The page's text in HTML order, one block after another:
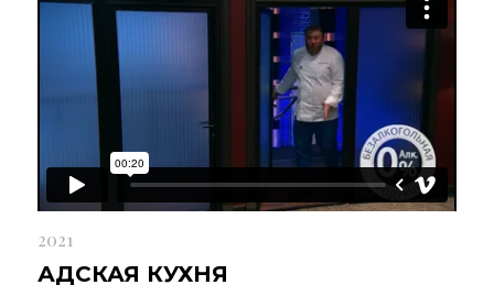
АДСКАЯ КУХНЯ
2021